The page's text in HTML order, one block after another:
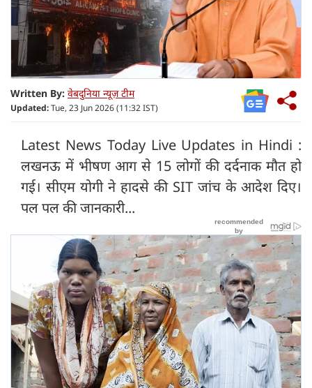
Written By: वेबदुनिया न्यूज़ टीम
Updated:Tue, 23 Jun 2026 (11:32 IST)
Latest News Today Live Updates in Hindi :
लखनऊ में भीषण आग से 15 लोगों की दर्दनाक मौत हो
गई। सीएम योगी ने हादसे की SIT जांच के आदेश दिए।
पल पल की जानकारी...